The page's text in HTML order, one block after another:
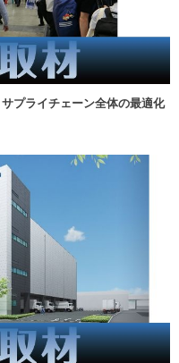
プライチェーン全体の最適化